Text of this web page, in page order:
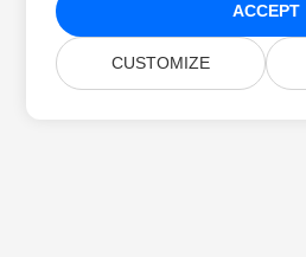
ACCEPT
CUSTOMIZE